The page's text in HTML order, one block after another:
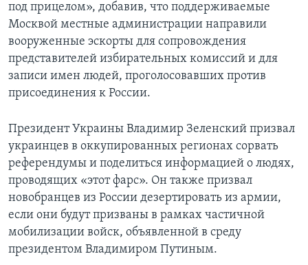
под прицелом», добавив, что поддерживаемые
Москвой местные администрации направили
вооруженные эскорты для сопровождения
представителей избирательных комиссий и для
записи имен людей, проголосовавших против
присоединения к России.
Президент Украины Владимир Зеленский призвал
украинцев в оккупированных регионах сорвать
референдумы и поделиться информацией о людях,
проводящих «этот фарс». Он также призвал
новобранцев из России дезертировать из армии,
если они будут призваны в рамках частичной
мобилизации войск, объявленной в среду
президентом Владимиром Путиным.